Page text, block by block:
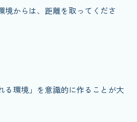
境からは、距離を取ってくださ
る環境」を意識的に作ることが大